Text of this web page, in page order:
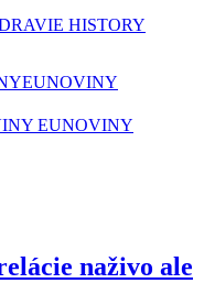
HISTORY
EUNOVINY
EUNOVINY
naživo ale